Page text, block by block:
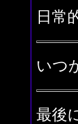
日常
いつ
最後